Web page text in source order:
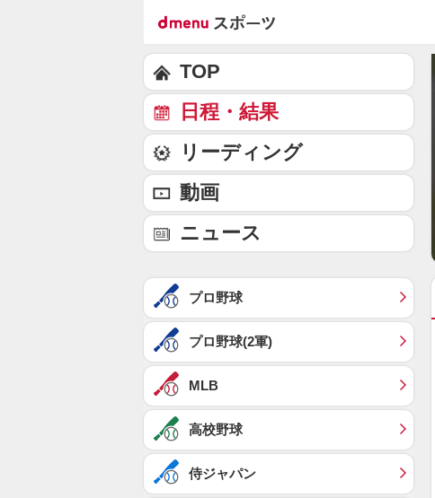
TOP
日程・結果
リーディング
動画
ニュース
プロ野球
プロ野球(2軍)
MLB
高校野球
侍ジャパン